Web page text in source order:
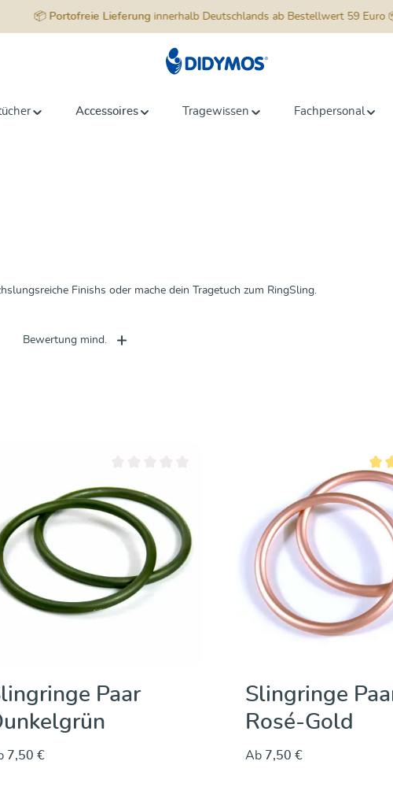
📦 Portofreie Lieferunginnerhalb Deutschlands ab Bestellwert 59 Euro
Accessoires Tragewissen Fachpersonal
Finishs oder mache dein Tragetuch zum RingSling.
Bewertung mind.
Durchschnittliche Bewertung von 0 von 5 Sternen
Paar
7,50 €
Slingringe
Rosé-Gold
Ab 7,50 €